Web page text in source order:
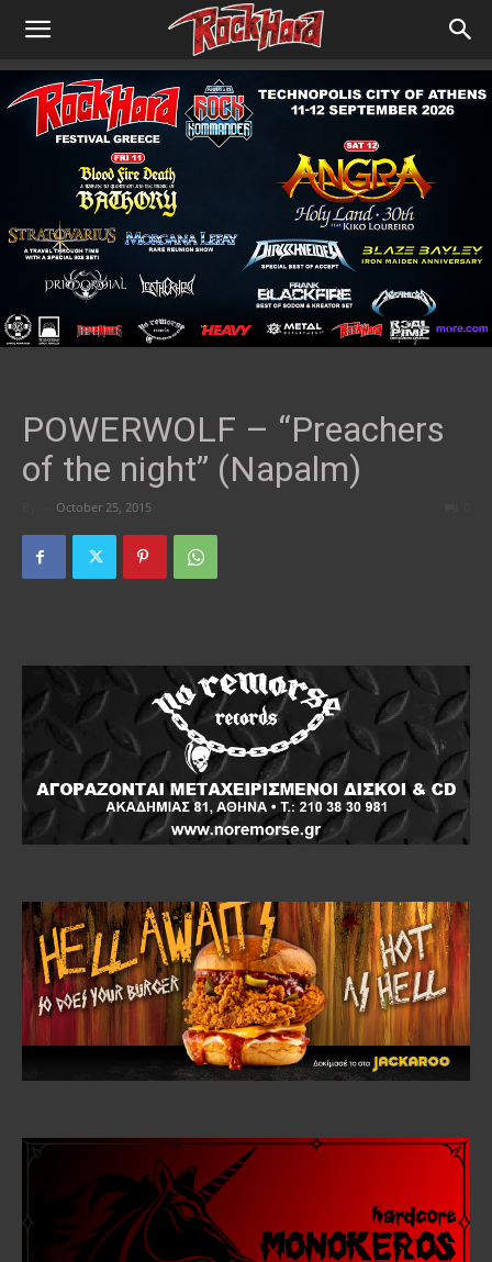
POWERWOLF – “Preachers
of the night” (Napalm)
October 25, 2015